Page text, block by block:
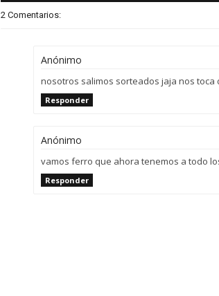
2 Comentarios:
Anónimo
nosotros salimos sorteados jaja nos toca
Responder
Anónimo
vamos ferro que ahora tenemos a todo
Responder